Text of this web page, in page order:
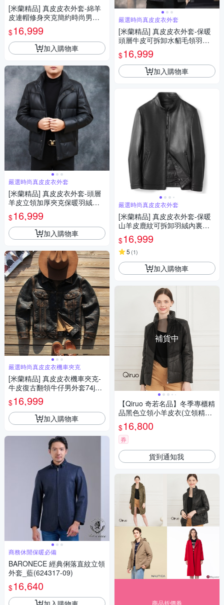
[米蘭精品] 真皮皮衣外套-綿羊
皮連帽修身夾克簡約時尚男外
套2色74ja12
$16,999
加入購物車
嚴選時尚真皮皮衣外套
[米蘭精品] 真皮皮衣外套-頭層
羊皮立領加厚夾克保暖羽絨男
外套74ja55
$16,999
加入購物車
嚴選時尚真皮皮衣機車夾克
[米蘭精品] 真皮皮衣機車夾克-
牛皮復古翻領牛仔男外套74jo2
$16,999
加入購物車
商務休閒保暖必備
BARONECE 經典俐落直紋立領
外套_藍(624317-09)
$16,640
嚴選時尚真皮皮衣外套
[米蘭精品] 真皮皮衣外套-保暖
頭層牛皮可拆卸水貂毛領羽絨
內裏短款夾克男外套74ja58
$16,999
加入購物車
嚴選時尚真皮皮衣外套
[米蘭精品] 真皮皮衣外套-保暖
山羊皮鹿紋可拆卸羽絨內裏短
版男外套74ja86
$16,999
5 (1)
加入購物車
補貨中
【Qiruo 奇若名品】冬季專櫃精
品黑色立領小羊皮衣(立領精品
時尚 黑色小羊皮衣1906E)
$16,800
券
貨到通知我
商品折價券